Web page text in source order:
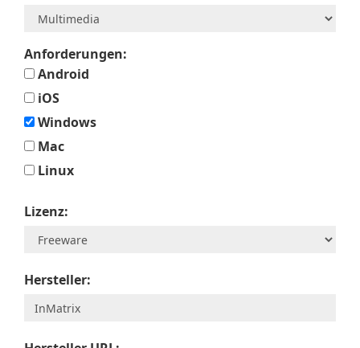
Anforderungen:
Android
iOS
Windows
Mac
Linux
Lizenz:
Hersteller: